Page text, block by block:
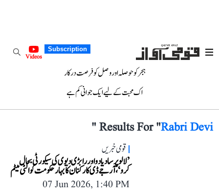
Subscription
Videos
ہجر کو حوصلہ اور وصل کو فرصت درکار
اک محبت کے لیے ایک جوانی کم ہے
Results For "Rabri Devi
"
قومی خبریں
’لالو پرساد یادو اور رابڑی دیوی کی سیکورٹی بحال
کرو‘، آر جے ڈی کارکنان کا بہار حکومت کو الٹی میٹم
07 Jun 2026, 1:40 PM